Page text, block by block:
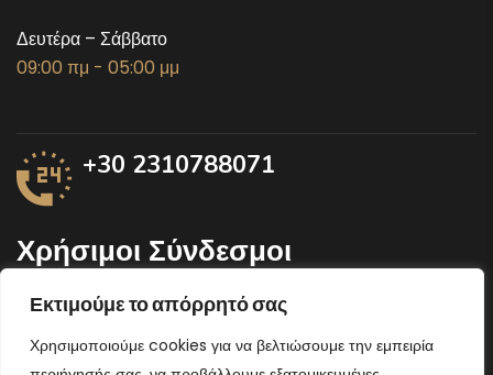
Εκτιμούμε το απόρρητό σας
Χρησιμοποιούμε cookies για να βελτιώσουμε την εμπειρία
Δευτέρα – Σάββατο
09:00 πμ - 05:00 μμ
+30 2310788071
Χρήσιμοι Σύνδεσμοι
Υπουργείο αγροτικής ανάπτυξης
Περιφέρεια Κεντρικής Μακεδονίας